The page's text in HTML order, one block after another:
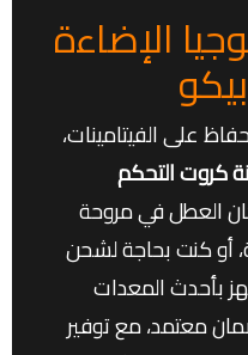
الإضاءة
على الفيتامينات،
كروت التحكم
العطل في مروحة
أو كنت بحاجة لشحن
بأحدث المعدات
معتمد، مع توفير